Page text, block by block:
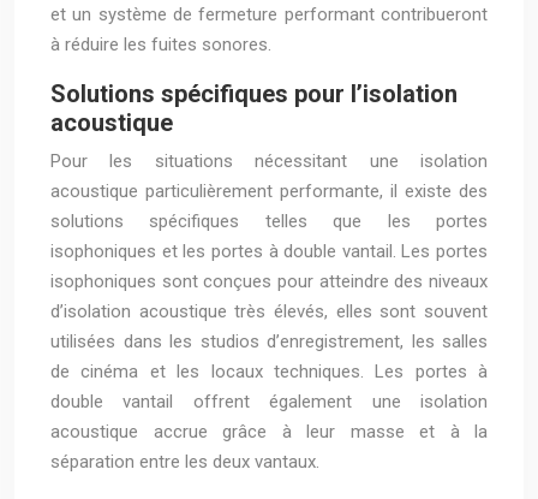
et un système de fermeture performant contribueront
à réduire les fuites sonores.
Solutions spécifiques pour l’isolation
acoustique
Pour les situations nécessitant une isolation
acoustique particulièrement performante, il existe des
solutions spécifiques telles que les portes
isophoniques et les portes à double vantail. Les portes
isophoniques sont conçues pour atteindre des niveaux
d’isolation acoustique très élevés, elles sont souvent
utilisées dans les studios d’enregistrement, les salles
de cinéma et les locaux techniques. Les portes à
double vantail offrent également une isolation
acoustique accrue grâce à leur masse et à la
séparation entre les deux vantaux.